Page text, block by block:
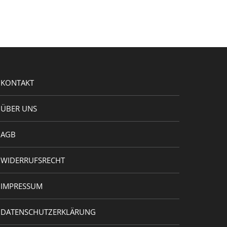
KONTAKT
ÜBER UNS
AGB
WIDERRUFSRECHT
IMPRESSUM
DATENSCHUTZERKLÄRUNG